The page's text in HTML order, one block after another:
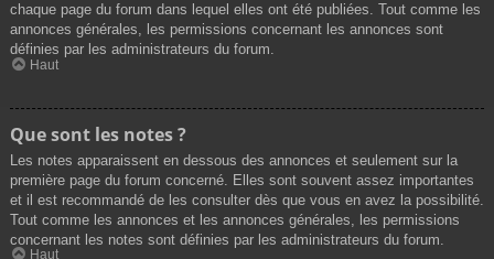
chaque page du forum dans lequel elles ont été publiées. Tout comme les
annonces générales, les permissions concernant les annonces sont
définies par les administrateurs du forum.
Haut
Que sont les notes ?
Les notes apparaissent en dessous des annonces et seulement sur la
première page du forum concerné. Elles sont souvent assez importantes
et il est recommandé de les consulter dès que vous en avez la possibilité.
Tout comme les annonces et les annonces générales, les permissions
concernant les notes sont définies par les administrateurs du forum.
Haut